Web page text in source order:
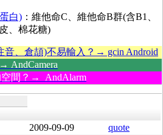
白) ：維他命C、維他命B群(含B1、
、棉花糖)
音、倉頡)不易輸入？→ gcin Android
AndCamera
空間？→ AndAlarm
2009-09-09 quote